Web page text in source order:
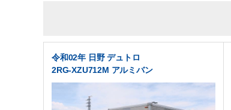
令和02年 日野 デュトロ
2RG-XZU712M アルミバン